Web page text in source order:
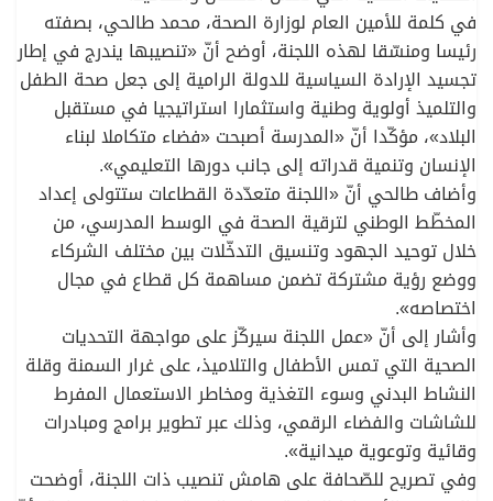
في كلمة للأمين العام لوزارة الصحة، محمد طالحي، بصفته
رئيسا ومنسّقا لهذه اللجنة، أوضح أنّ «تنصيبها يندرج في إطار
تجسيد الإرادة السياسية للدولة الرامية إلى جعل صحة الطفل
والتلميذ أولوية وطنية واستثمارا استراتيجيا في مستقبل
البلاد»، مؤكّدا أنّ «المدرسة أصبحت «فضاء متكاملا لبناء
الإنسان وتنمية قدراته إلى جانب دورها التعليمي».
وأضاف طالحي أنّ «اللجنة متعدّدة القطاعات ستتولى إعداد
المخطّط الوطني لترقية الصحة في الوسط المدرسي، من
خلال توحيد الجهود وتنسيق التدخّلات بين مختلف الشركاء
ووضع رؤية مشتركة تضمن مساهمة كل قطاع في مجال
اختصاصه».
وأشار إلى أنّ «عمل اللجنة سيركّز على مواجهة التحديات
الصحية التي تمس الأطفال والتلاميذ، على غرار السمنة وقلة
النشاط البدني وسوء التغذية ومخاطر الاستعمال المفرط
للشاشات والفضاء الرقمي، وذلك عبر تطوير برامج ومبادرات
وقائية وتوعوية ميدانية».
وفي تصريح للصّحافة على هامش تنصيب ذات اللجنة، أوضحت